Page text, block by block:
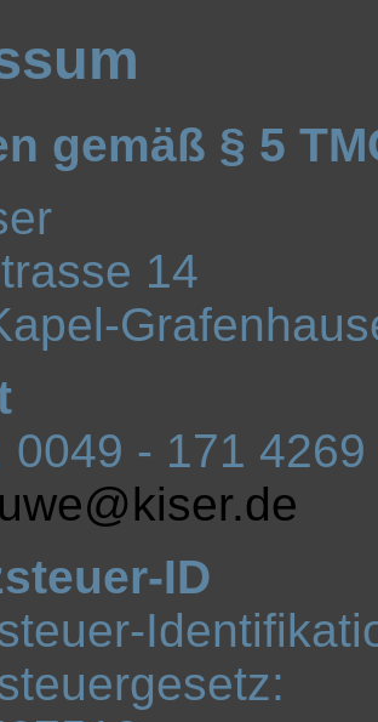
gemäß § 5
14
0049 - 171
uwe@kiser.de
ID